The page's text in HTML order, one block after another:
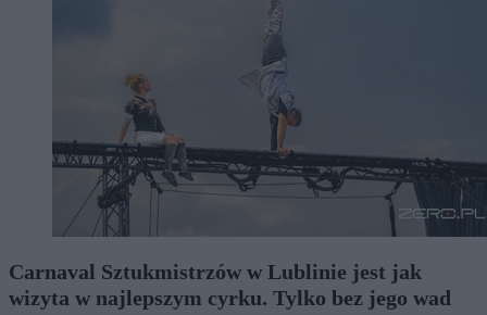
Carnaval Sztukmistrzów w Lublinie jest jak
wizyta w najlepszym cyrku. Tylko bez jego wad